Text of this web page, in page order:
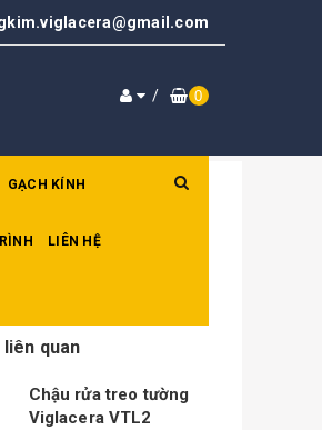
/ 0
GẠCH KÍNH
LIÊN HỆ
liên quan
Chậu rửa treo tường
Viglacera VTL2